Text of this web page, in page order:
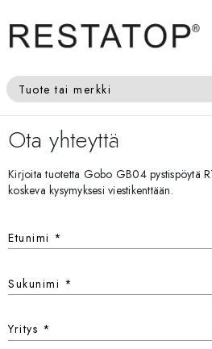
Tuote tai merkki
Ota yhteyttä
Kirjoita tuotetta Gobo GB04 pystispöytä
koskeva kysymyksesi viestikenttään.
Etunimi *
Sukunimi *
Yritys *